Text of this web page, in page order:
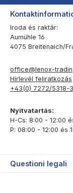
Iroda és raktár:
Aumühle 16
4075 Breitenaich/
office@lenox-
Hírlevél feliratkozás
+43(0) 7272/5318-
Nyitvatartás:
H-Cs: 8:00 - 12:00
P: 08:00 - 12:00 és
Questioni legali